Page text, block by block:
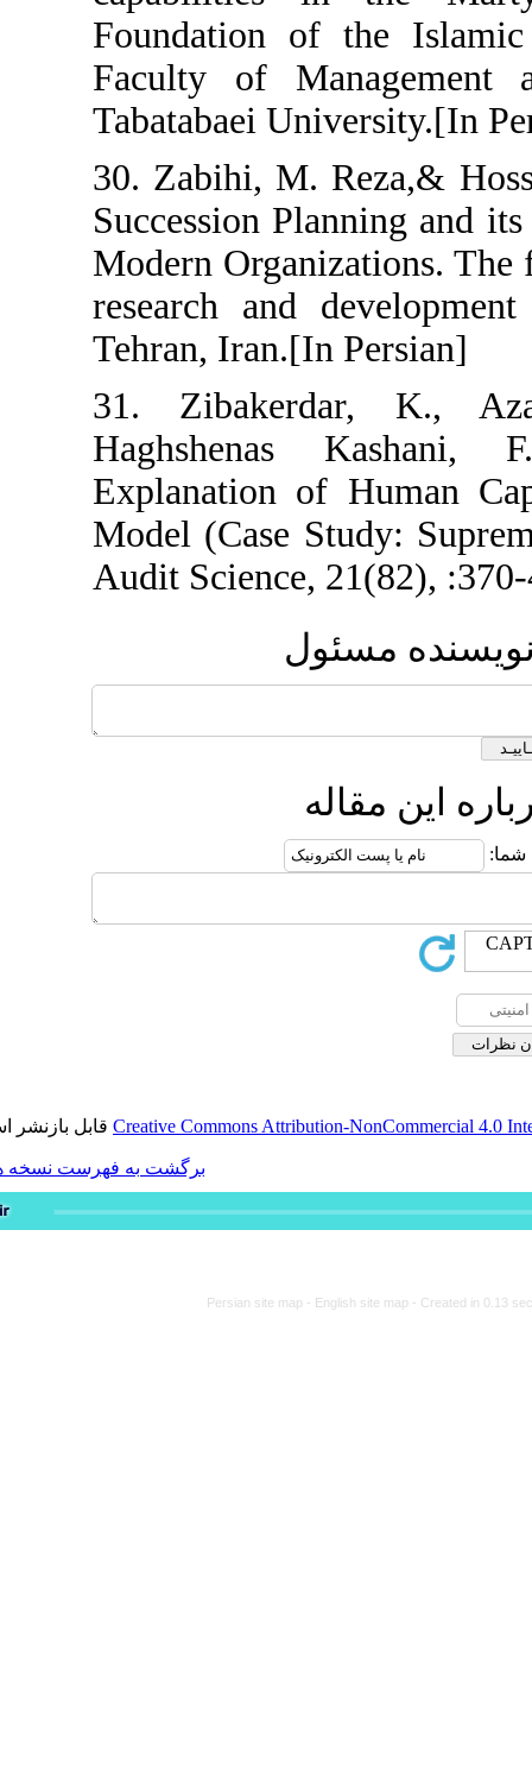
Foundation
Faculty of
Tabatabaei
30. Zabihi, M.
Succession
Modern
research and
Tehran, Iran.[In
31.
Explanation of
Model (Case
Audit Science,
Creative Commonsقابل بازنشر است.
برگشت به فهرست نسخه ها
Persian site map -